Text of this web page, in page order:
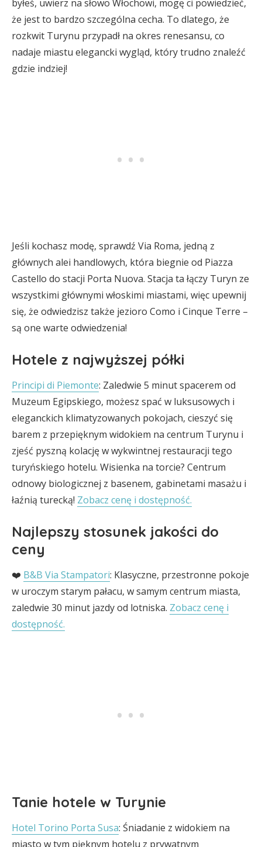
byłeś, uwierz na słowo Włochowi, mogę ci powiedzieć,
że jest to bardzo szczególna cecha. To dlatego, że
rozkwit Turynu przypadł na okres renesansu, co
nadaje miastu elegancki wygląd, który trudno znaleźć
gdzie indziej!
Jeśli kochasz modę, sprawdź Via Roma, jedną z
głównych alei handlowych, która biegnie od Piazza
Castello do stacji Porta Nuova. Stacja ta łączy Turyn ze
wszystkimi głównymi włoskimi miastami, więc upewnij
się, że odwiedzisz także jezioro Como i Cinque Terre –
są one warte odwiedzenia!
Hotele z najwyższej półki
Principi di Piemonte: Zaledwie 5 minut spacerem od
Muzeum Egipskiego, możesz spać w luksusowych i
eleganckich klimatyzowanych pokojach, cieszyć się
barem z przepięknym widokiem na centrum Turynu i
zjeść pyszną kolację w wykwintnej restauracji tego
turyńskiego hotelu. Wisienka na torcie? Centrum
odnowy biologicznej z basenem, gabinetami masażu i
łaźnią turecką! Zobacz cenę i dostępność.
Najlepszy stosunek jakości do
ceny
❤️ B&B Via Stampatori: Klasyczne, przestronne pokoje
w uroczym starym pałacu, w samym centrum miasta,
zaledwie 30 minut jazdy od lotniska. Zobacz cenę i
dostępność.
Tanie hotele w Turynie
Hotel Torino Porta Susa: Śniadanie z widokiem na
miasto w tym pięknym hotelu z prywatnym